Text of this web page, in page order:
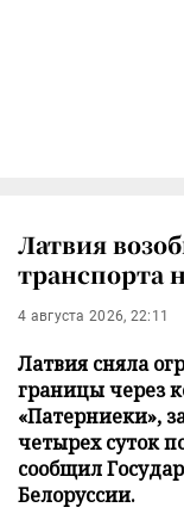
Латвия
транспорта
4 августа 2026, 22:11
Латвия сняла
границы через
«Патерниеки»,
четырех суток
сообщил
Белоруссии.